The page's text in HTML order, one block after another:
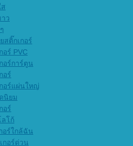
ว
สติ๊กเกอร์
อร์ PVC
อร์การ์ตูน
อร์
อร์แผ่นใหญ่
นิยม
อร์
ลโก้
อร์ใกล้ฉัน
กอร์ด่วน